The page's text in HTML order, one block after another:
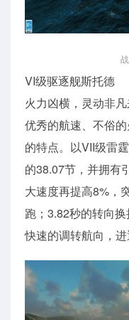
VI级驱逐舰斯托德
火力凶横，灵动非
优秀的航速、不俗
的特点。以VII级雷
的38.07节，并拥有
大速度再提高8%，
跑；3.82秒的转向
快速的调转航向，进